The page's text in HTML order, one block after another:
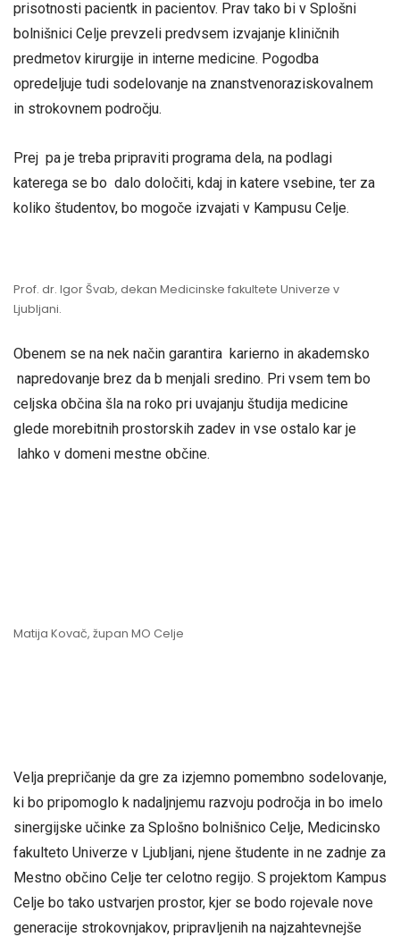
prisotnosti pacientk in pacientov. Prav tako bi v Splošni
bolnišnici Celje prevzeli predvsem izvajanje kliničnih
predmetov kirurgije in interne medicine. Pogodba
opredeljuje tudi sodelovanje na znanstvenoraziskovalnem
in strokovnem področju.
Prej pa je treba pripraviti programa dela, na podlagi
katerega se bo dalo določiti, kdaj in katere vsebine, ter za
koliko študentov, bo mogoče izvajati v Kampusu Celje.
Prof. dr. Igor Švab, dekan Medicinske fakultete Univerze v
Ljubljani.
Obenem se na nek način garantira karierno in akademsko
napredovanje brez da b menjali sredino. Pri vsem tem bo
celjska občina šla na roko pri uvajanju študija medicine
glede morebitnih prostorskih zadev in vse ostalo kar je
lahko v domeni mestne občine.
Matija Kovač, župan MO Celje
Velja prepričanje da gre za izjemno pomembno sodelovanje,
ki bo pripomoglo k nadaljnjemu razvoju področja in bo imelo
sinergijske učinke za Splošno bolnišnico Celje, Medicinsko
fakulteto Univerze v Ljubljani, njene študente in ne zadnje za
Mestno občino Celje ter celotno regijo. S projektom Kampus
Celje bo tako ustvarjen prostor, kjer se bodo rojevale nove
generacije strokovnjakov, pripravljenih na najzahtevnejše